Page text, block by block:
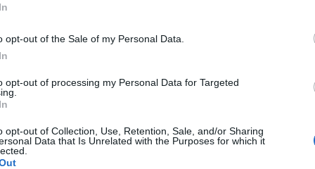
opt-out of the Sale of my Personal Data.
opt-out of processing my Personal Data for Targeted
opt-out of Collection, Use, Retention, Sale, and/or Sharing
Data that Is Unrelated with the Purposes for which it
ηλικίας περίπου 20 ετών.
ανακοπή με τους διασώστες να το
σε νοσοκομείο σε κρίσιμη κατάσταση.